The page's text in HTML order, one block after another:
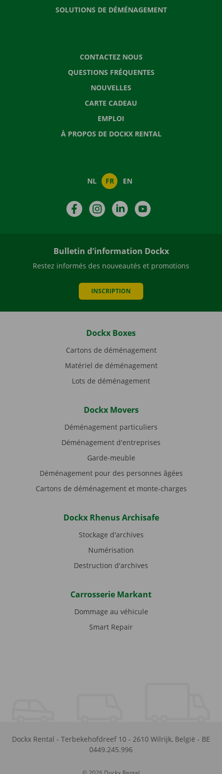
SOLUTIONS DE DÉMÉNAGEMENT
CONTACTEZ NOUS
QUESTIONS FRÉQUENTES
NOUVELLES
CARTE CADEAU
EMPLOI
À PROPOS DE DOCKX RENTAL
NL FR EN
FacebookInstagramLinkedIn
Bulletin d'information Dockx
Restez informés des nouveautés et promotions
INSCRIPTION
Dockx Boxes
Cartons de déménagement
Matériel de déménagement
Lots de déménagement
Dockx Movers
Déménagement particuliers
Déménagement d'entreprises
Garde-meuble
Déménagement pour des personnes âgées
Cartons de déménagement et monte-charges
Dockx Rhenus Archisafe
Stockage d'archives
Numérisation
Destruction d'archives
Carrosserie Markant
Dommage au véhicule
Smart Repair
Dockx Rental - Terbekehofdreef 10 - 2610 Wilrijk, België - BE
0449.245.996